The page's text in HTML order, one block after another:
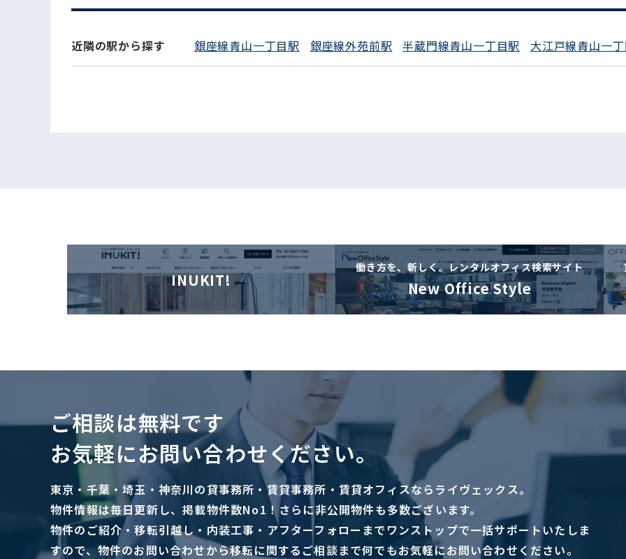
近隣の駅から探す 銀座線青山一丁目駅 銀座線外苑前駅 半蔵門線青山一丁目駅 大江戸線青山一
INUKIT!
働き方を、新しく。レンタルオフィス検索サイト
New Office Style
ご相談は無料です
お気軽にお問い合わせください。
東京・千葉・埼玉・神奈川の貸事務所・賃貸事務所・賃貸オフィスならライヴェックス。
物件情報は毎日更新し、掲載物件数No1！さらに非公開物件も多数ございます。
物件のご紹介・移転引越し・内装工事・アフターフォローまでワンストップで一括サポートいたしま
すので、物件のお問い合わせから移転に関するご相談まで何でもお気軽にお問い合わせください。